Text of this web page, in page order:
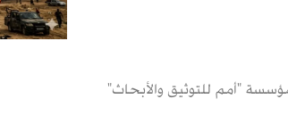
"أمم للتوثيق والأبحاث"